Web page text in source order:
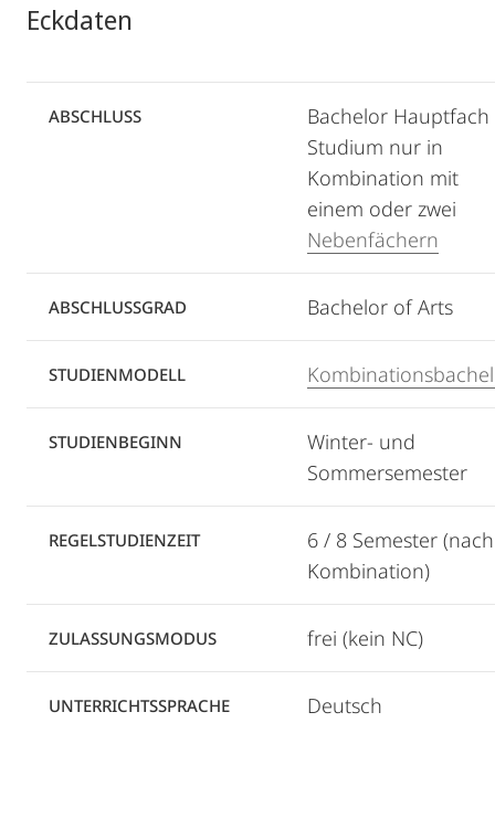
Eckdaten
ABSCHLUSS
Bachelor Hauptfach
Studium nur in
Kombination mit
einem oder zwei
Nebenfächern
ABSCHLUSSGRAD Bachelor of Arts
STUDIENMODELL
STUDIENBEGINN
Winter- und
Sommersemester
REGELSTUDIENZEIT
6 / 8 Semester (nach
Kombination)
ZULASSUNGSMODUS frei (kein NC)
UNTERRICHTSSPRACHE Deutsch